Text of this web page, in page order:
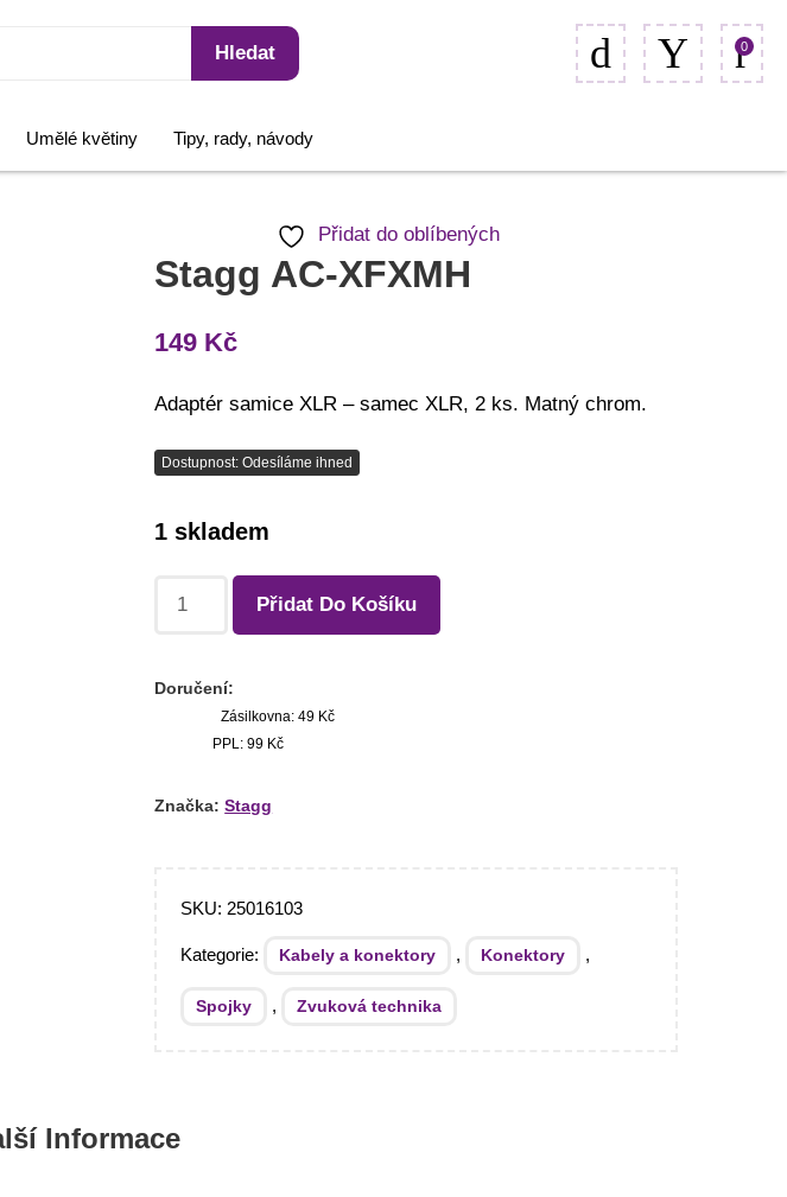
Hledat 0
Umělé květiny Tipy, rady, návody
Přidat do oblíbených
Stagg AC-XFXMH
149 Kč
Adaptér samice XLR – samec XLR, 2 ks. Matný chrom.
Dostupnost: Odesíláme ihned
1 skladem
Přidat Do Košíku
Doručení:
Zásilkovna: 49 Kč
PPL: 99 Kč
Značka: Stagg
SKU: 25016103
Kategorie: Kabely a konektory , Konektory ,
Spojky , Zvuková technika
Informace